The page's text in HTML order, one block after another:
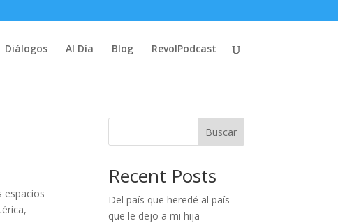
Diálogos Al Día Blog RevolPodcast
espacios
Buscar
Recent Posts
Del país que heredé al país
que le dejo a mi hija